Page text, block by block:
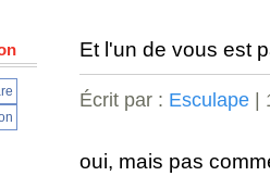
Et l'un de vous est
Écrit par : Esculape |
oui, mais pas